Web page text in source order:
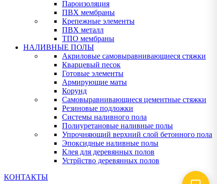
Пароизоляция
ПВХ мембраны
Крепежные элементы
ПВХ металл
ТПО мембраны
НАЛИВНЫЕ ПОЛЫ
Акриловые самовыравнивающиеся стяжки
Кварцевый песок
Готовые элементы
Армирующие маты
Корунд
Самовыравнивающиеся цементные стяжки
Резиновые подложки
Системы наливного пола
Полиуретановые наливные полы
Упрочняющий верхний слой бетонного пола
Эпоксидные наливные полы
Клея для деревянных полов
Устрйство деревянных полов
КОНТАКТЫ